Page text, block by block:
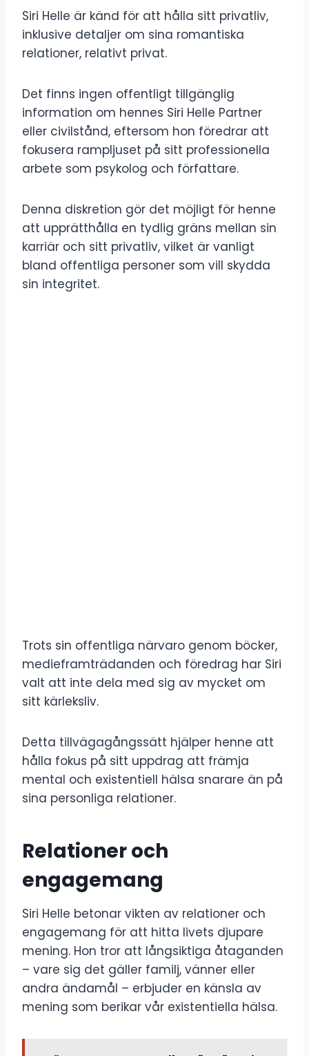
Siri Helle är känd för att hålla sitt privatliv,
inklusive detaljer om sina romantiska
relationer, relativt privat.
Det finns ingen offentligt tillgänglig
information om hennes Siri Helle Partner
eller civilstånd, eftersom hon föredrar att
fokusera rampljuset på sitt professionella
arbete som psykolog och författare.
Denna diskretion gör det möjligt för henne
att upprätthålla en tydlig gräns mellan sin
karriär och sitt privatliv, vilket är vanligt
bland offentliga personer som vill skydda
sin integritet.
Trots sin offentliga närvaro genom böcker,
medieframträdanden och föredrag har Siri
valt att inte dela med sig av mycket om
sitt kärleksliv.
Detta tillvägagångssätt hjälper henne att
hålla fokus på sitt uppdrag att främja
mental och existentiell hälsa snarare än på
sina personliga relationer.
Relationer och
engagemang
Siri Helle betonar vikten av relationer och
engagemang för att hitta livets djupare
mening. Hon tror att långsiktiga åtaganden
– vare sig det gäller familj, vänner eller
andra ändamål – erbjuder en känsla av
mening som berikar vår existentiella hälsa.